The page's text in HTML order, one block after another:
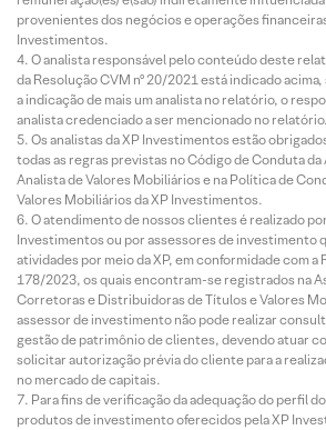
provenientes dos negócios e operações
Investimentos.
O analista responsável pelo conteúdo deste
da Resolução CVM nº 20/2021 está indicado
a indicação de mais um analista no relatório, o
analista credenciado a ser mencionado no relatório.
Os analistas da XP Investimentos estão
todas as regras previstas no Código de Conduta da
Analista de Valores Mobiliários e na Política de
Valores Mobiliários da XP Investimentos.
O atendimento de nossos clientes é realizado
Investimentos ou por assessores de investimento
atividades por meio da XP, em conformidade com a
178/2023, os quais encontram-se registrados na
Corretoras e Distribuidoras de Títulos e Valores
assessor de investimento não pode realizar
gestão de patrimônio de clientes, devendo atuar
solicitar autorização prévia do cliente para a
no mercado de capitais.
Para fins de verificação da adequação do perfil
produtos de investimento oferecidos pela XP